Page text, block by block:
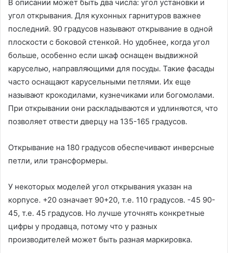
В описании может быть два числа: угол установки и
угол открывания. Для кухонных гарнитуров важнее
последний. 90 градусов называют открывание в одной
плоскости с боковой стенкой. Но удобнее, когда угол
больше, особенно если шкаф оснащен выдвижной
каруселью, направляющими для посуды. Такие фасады
часто оснащают карусельными петлями. Их еще
называют крокодилами, кузнечиками или богомолами.
При открывании они раскладываются и удлиняются, что
позволяет отвести дверцу на 135-165 градусов.
Открывание на 180 градусов обеспечивают инверсные
петли, или трансформеры.
У некоторых моделей угол открывания указан на
корпусе. +20 означает 90+20, т.е. 110 градусов. -45 90-
45, т.е. 45 градусов. Но лучше уточнять конкретные
цифры у продавца, потому что у разных
производителей может быть разная маркировка.